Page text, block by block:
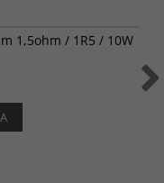
1,5ohm / 1R5 / 10W